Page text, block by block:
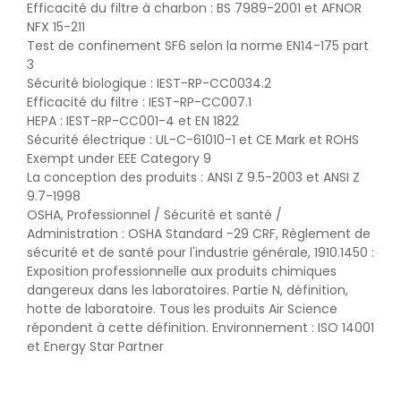
Efficacité du filtre à charbon : BS 7989-2001 et AFNOR
NFX 15-211
Test de confinement SF6 selon la norme EN14-175 part
3
Sécurité biologique : IEST-RP-CC0034.2
Efficacité du filtre : IEST-RP-CC007.1
HEPA : IEST-RP-CC001-4 et EN 1822
Sécurité électrique : UL-C-61010-1 et CE Mark et ROHS
Exempt under EEE Category 9
La conception des produits : ANSI Z 9.5-2003 et ANSI Z
9.7-1998
OSHA, Professionnel / Sécurité et santé /
Administration : OSHA Standard -29 CRF, Règlement de
sécurité et de santé pour l'industrie générale, 1910.1450 :
Exposition professionnelle aux produits chimiques
dangereux dans les laboratoires. Partie N, définition,
hotte de laboratoire. Tous les produits Air Science
répondent à cette définition. Environnement : ISO 14001
et Energy Star Partner